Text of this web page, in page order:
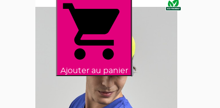
Ajouter au panier